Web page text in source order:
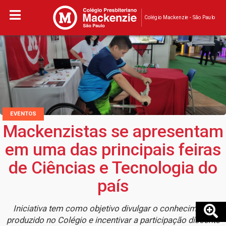
Colégio Mackenzie - São Paulo
EVENTOS
Mackenzistas se apresentam
em uma das principais feiras
de Ciências e Tecnologia do
país
Iniciativa tem como objetivo divulgar o conhecimento
produzido no Colégio e incentivar a participação discente